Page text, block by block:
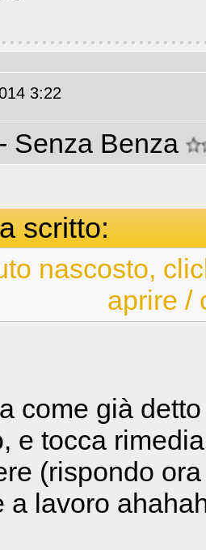
3:22
- Senza Benza
scritto:
nascosto,
aprire /
come già
e tocca
(rispondo
a lavoro